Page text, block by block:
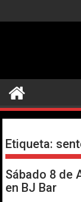
al
Etiqueta:
Sábado 8 de
en BJ Bar